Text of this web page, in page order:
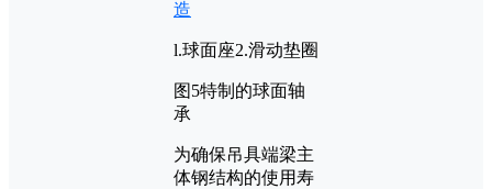
l.球面座2.滑动垫圈
图5特制的球面轴
承
为确保吊具端梁主
体钢结构的使用寿